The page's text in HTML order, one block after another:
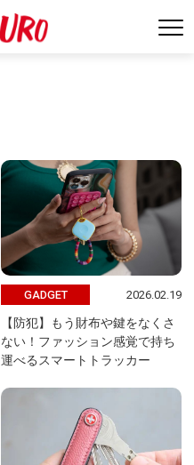
GADGET 2026.02.19
【防犯】もう財布や鍵をなくさ
ない！ファッション感覚で持ち
運べるスマートトラッカー